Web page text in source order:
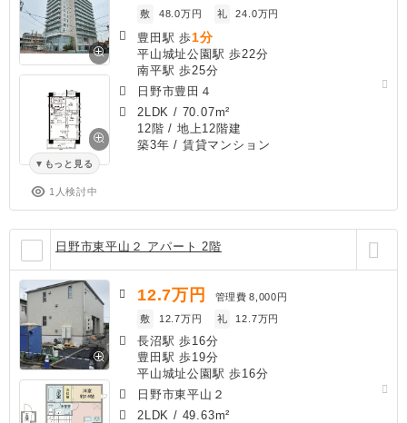
もっと見る
1人検討中
敷
48.0万円 礼 24.0万円
豊田駅 歩1分
平山城址公園駅 歩22分
南平駅 歩25分
日野市豊田４
2LDK / 70.07m²
12階 / 地上12階建
築3年 / 賃貸マンション
日野市東平山２ アパート 2階
12.7万円 管理費 8,000円
敷
12.7万円 礼 12.7万円
長沼駅 歩16分
豊田駅 歩19分
平山城址公園駅 歩16分
日野市東平山２
2LDK / 49.63m²